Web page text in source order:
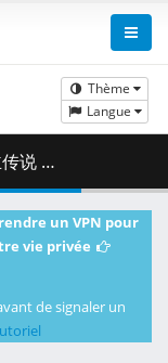
Thème
Langue
488.26 MB )
un VPN pour
vie privée
de signaler un